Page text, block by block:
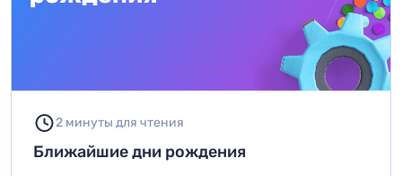
2 минуты для чтения
Ближайшие дни рождения